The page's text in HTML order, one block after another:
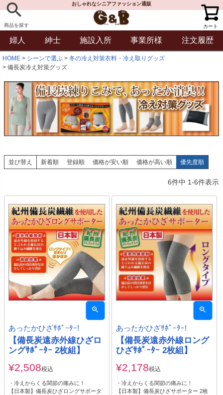
商品を探す
おしゃれなシニアファッション通販
カート
婦人 紳士 施設入所 事業所様 注文履歴
HOME シーンで選ぶ
冬の冷え対策衣料・冷え取りグッズ
備長炭冷え対策グッズ
並び替え 新着順 登録順 価格が安い順 価格が高い順 優先度順
6件中 1-6件表示
あったかひざｻﾎﾟｰﾀｰ!
【備長炭遠赤外線ひざロ
ングｻﾎﾟｰﾀｰ 2枚組】
¥2,508税込
・冷えからくる関節の痛みに！
【日本製】備長炭ひざロングサポータ
あったかひざｻﾎﾟｰﾀｰ!
【備長炭遠赤外線ロング
ひざｻﾎﾟｰﾀｰ 2枚組】
¥2,178税込
・冷えからくる関節の痛みに！
【日本製】備長炭ひざサポーター 2枚